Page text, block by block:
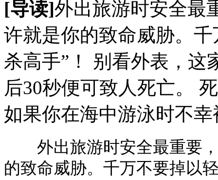
[导读]外出旅游时安全最
许就是你的致命威胁。
杀高手”！ 别看外表，这
后30秒便可致人死亡
如果你在海中游泳时不
外出旅游时安全最重要，
的致命威胁。千万不要掉以